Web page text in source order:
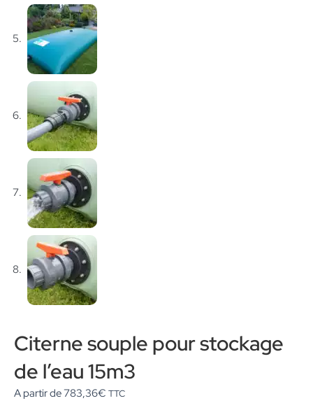
Citerne souple pour stockage
de l’eau 15m3
A partir de783,36€ TTC